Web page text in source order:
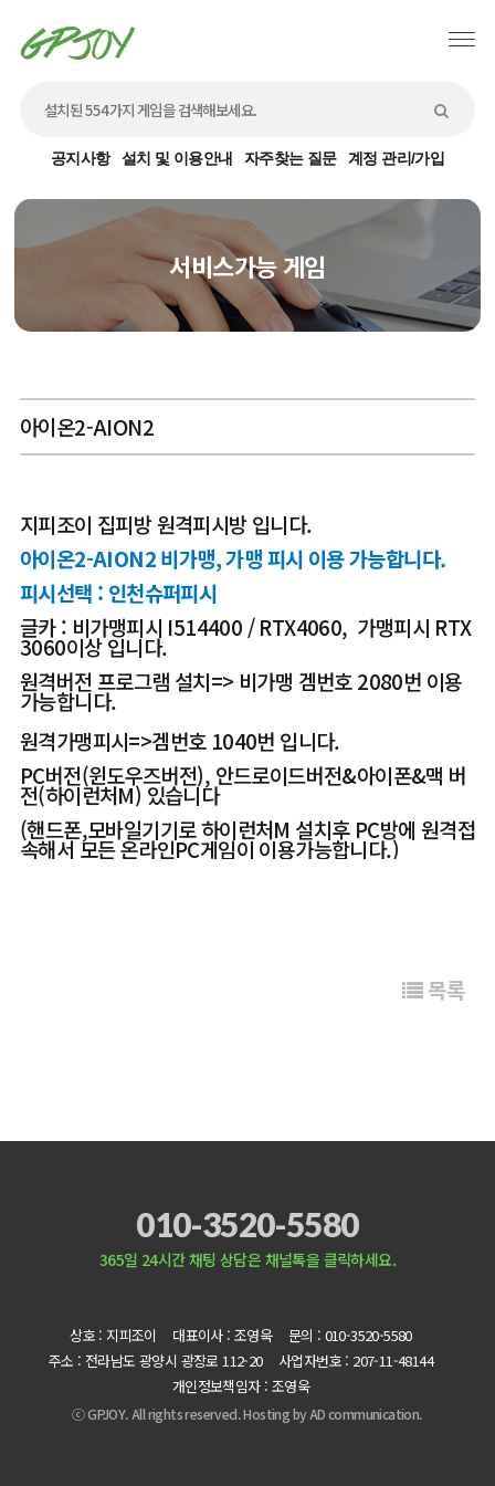
공지사항 설치 및 이용안내 자주찾는 질문 계정 관리/가입
서비스가능 게임
아이온2-AION2
지피조이 집피방 원격피시방 입니다.
아이온2-AION2 비가맹, 가맹 피시 이용 가능합니다.
피시선택 : 인천슈퍼피시
글카 : 비가맹피시 I514400 / RTX4060, 가맹피시 RTX
3060이상 입니다.
원격버전 프로그램 설치=> 비가맹 겜번호 2080번 이용
가능합니다.
원격가맹피시=>겜번호 1040번 입니다.
PC버전(윈도우즈버전), 안드로이드버전&아이폰&맥 버
전(하이런처M) 있습니다
(핸드폰,모바일기기로 하이런처M 설치후 PC방에 원격접
속해서 모든 온라인PC게임이 이용가능합니다.)
목록
010-3520-5580
365일 24시간 채팅 상담은 채널톡을 클릭하세요.
상호 : 지피조이 대표이사 : 조영욱
문의 : 010-3520-5580
주소 : 전라남도 광양시 광장로 112-20
사업자번호 : 207-11-48144
개인정보책임자 : 조영욱
ⓒ GPJOY. All rights reserved. Hosting byAD communication.